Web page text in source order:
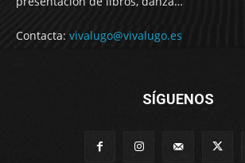
Contacta: vivalugo@vivalugo.es
SÍGUENOS